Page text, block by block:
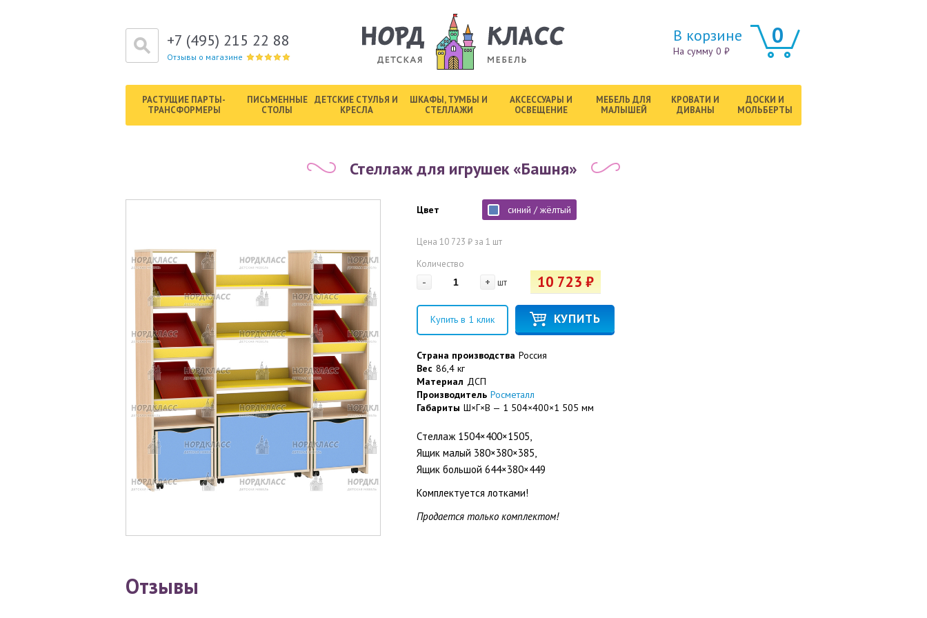
+7 (495) 215 22 88
Отзывы о магазине
В корзине
На сумму 0 ₽
0
РАСТУЩИЕ ПАРТЫ-
ТРАНСФОРМЕРЫ
ПИСЬМЕННЫЕ
СТОЛЫ
ДЕТСКИЕ СТУЛЬЯ И
КРЕСЛА
ШКАФЫ, ТУМБЫ И
СТЕЛЛАЖИ
АКСЕССУАРЫ И
ОСВЕЩЕНИЕ
МЕБЕЛЬ ДЛЯ
МАЛЫШЕЙ
КРОВАТИ И
ДИВАНЫ
ДОСКИ И
МОЛЬБЕРТЫ
Стеллаж для игрушек «Башня»
Цвет синий / жёлтый
Цена 10 723 ₽ за 1 шт
Количество
- + шт 10 723 ₽
Купить в 1 клик КУПИТЬ
Страна производства Россия
Вес 86,4 кг
Материал ДСП
Производитель Росметалл
Габариты Ш×Г×В — 1 504×400×1 505 мм
Cтеллаж 1504×400×1505,
Ящик малый 380×380×385,
Ящик большой 644×380×449
Комплектуется лотками!
Продается только комплектом!
Отзывы